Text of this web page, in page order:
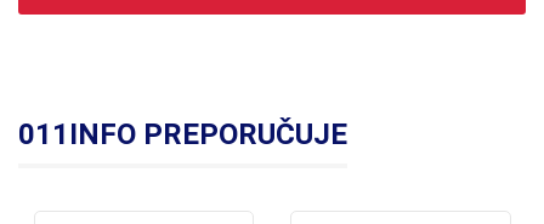
011INFO PREPORUČUJE